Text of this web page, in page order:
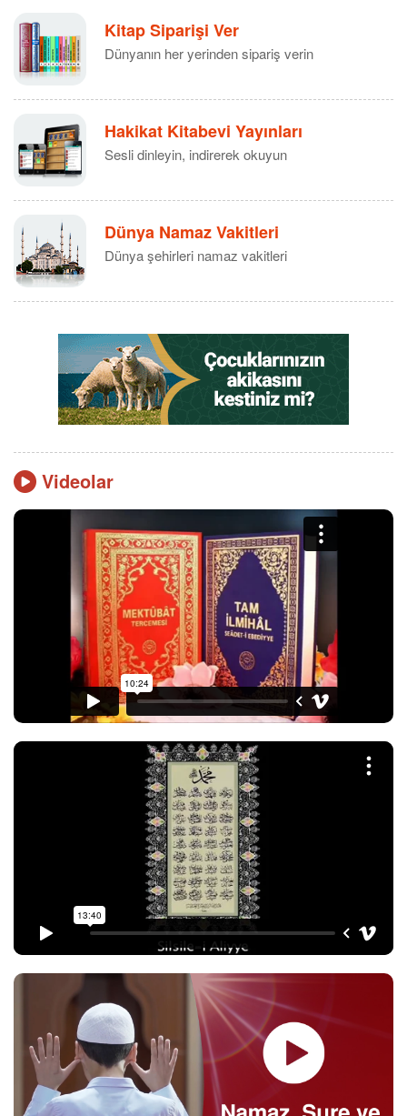
Kitap Siparişi Ver
Dünyanın her yerinden sipariş verin
Hakikat Kitabevi Yayınları
Sesli dinleyin, indirerek okuyun
Dünya Namaz Vakitleri
Dünya şehirleri namaz vakitleri
Videolar